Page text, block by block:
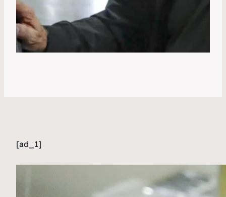
[ad_1]